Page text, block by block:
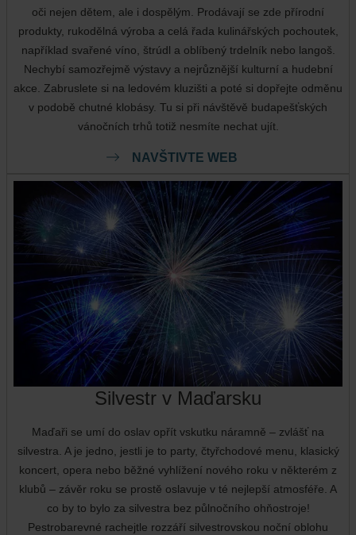
oči nejen dětem, ale i dospělým. Prodávají se zde přírodní
produkty, rukodělná výroba a celá řada kulinářských pochoutek,
například svařené víno, štrúdl a oblíbený trdelník nebo langoš.
Nechybí samozřejmě výstavy a nejrůznější kulturní a hudební
akce. Zabruslete si na ledovém kluzišti a poté si dopřejte odměnu
v podobě chutné klobásy. Tu si při návštěvě budapešťských
vánočních trhů totiž nesmíte nechat ujít.
NAVŠTIVTE WEB
Silvestr v Maďarsku
Maďaři se umí do oslav opřít vskutku náramně – zvlášť na
silvestra. A je jedno, jestli je to party, čtyřchodové menu, klasický
koncert, opera nebo běžné vyhlížení nového roku v některém z
klubů – závěr roku se prostě oslavuje v té nejlepší atmosféře. A
co by to bylo za silvestra bez půlnočního ohňostroje!
Pestrobarevné rachejtle rozzáří silvestrovskou noční oblohu